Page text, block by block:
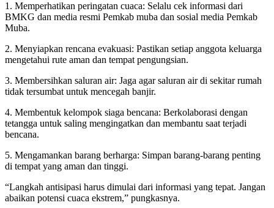
1. Memperhatikan peringatan cuaca: Selalu cek informasi dari
BMKG dan media resmi Pemkab muba dan sosial media Pemkab
Muba.
2. Menyiapkan rencana evakuasi: Pastikan setiap anggota keluarga
mengetahui rute aman dan tempat pengungsian.
3. Membersihkan saluran air: Jaga agar saluran air di sekitar rumah
tidak tersumbat untuk mencegah banjir.
4. Membentuk kelompok siaga bencana: Berkolaborasi dengan
tetangga untuk saling mengingatkan dan membantu saat terjadi
bencana.
5. Mengamankan barang berharga: Simpan barang-barang penting
di tempat yang aman dan tinggi.
“Langkah antisipasi harus dimulai dari informasi yang tepat. Jangan
abaikan potensi cuaca ekstrem,” pungkasnya.